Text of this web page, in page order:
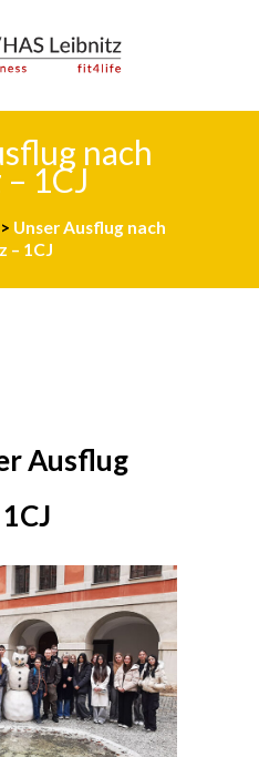
nach
1CJ
> Unser Ausflug nach
– 1CJ
Ausflug